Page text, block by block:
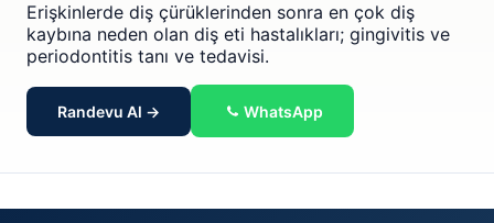
Erişkinlerde diş çürüklerinden sonra en çok diş
kaybına neden olan diş eti hastalıkları; gingivitis ve
periodontitis tanı ve tedavisi.
Randevu Al → WhatsApp